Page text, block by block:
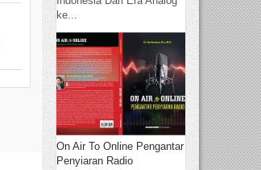
ke...
On Air To Online Pengantar
Penyiaran Radio